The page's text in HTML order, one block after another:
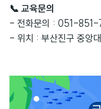
📞 교육문의
- 전화문의 : 051-851-
- 위치 : 부산진구 중앙